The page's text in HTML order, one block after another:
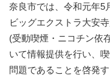
奈良市では、令和元年5
ビッグエクストラ大安
(受動喫煙・ニコチン依
いて情報提供を行い、
問題であることを啓発